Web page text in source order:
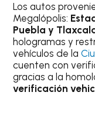
Los autos
Megalópolis:
Puebla y
hologramas y
vehículos de la
cuenten con
gracias a la
verificación